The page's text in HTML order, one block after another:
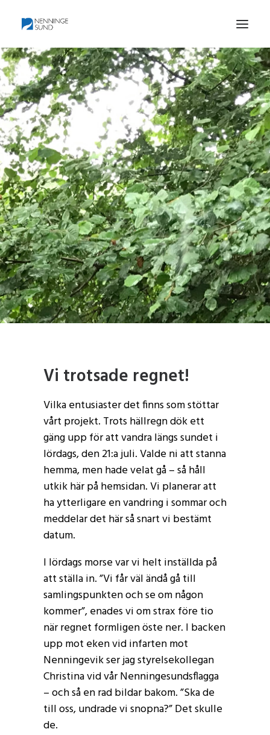
HEM
BLI MEDLEM
BILDER OCH KARTOR
HISTORIA
PROTOKOLL
KONTAKT
OM FÖRENINGEN
DOKUMENTATION
Vi trotsade regnet!
Vilka entusiaster det finns som stöttar
vårt projekt. Trots hällregn dök ett
gäng upp för att vandra längs sundet i
lördags, den 21:a juli. Valde ni att stanna
hemma, men hade velat gå – så håll
utkik här på hemsidan. Vi planerar att
ha ytterligare en vandring i sommar och
meddelar det här så snart vi bestämt
datum.
I lördags morse var vi helt inställda på
att ställa in. ”Vi får väl ändå gå till
samlingspunkten och se om någon
kommer”, enades vi om strax före tio
när regnet formligen öste ner. I backen
upp mot eken vid infarten mot
Nenningevik ser jag styrelsekollegan
Christina vid vår Nenningesundsflagga
– och så en rad bildar bakom. ”Ska de
till oss, undrade vi snopna?” Det skulle
de.